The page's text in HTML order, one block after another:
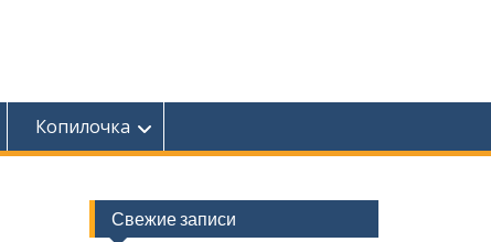
Копилочка
Свежие записи